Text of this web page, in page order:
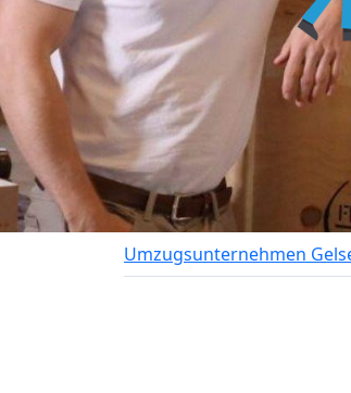
Umzugsunternehmen